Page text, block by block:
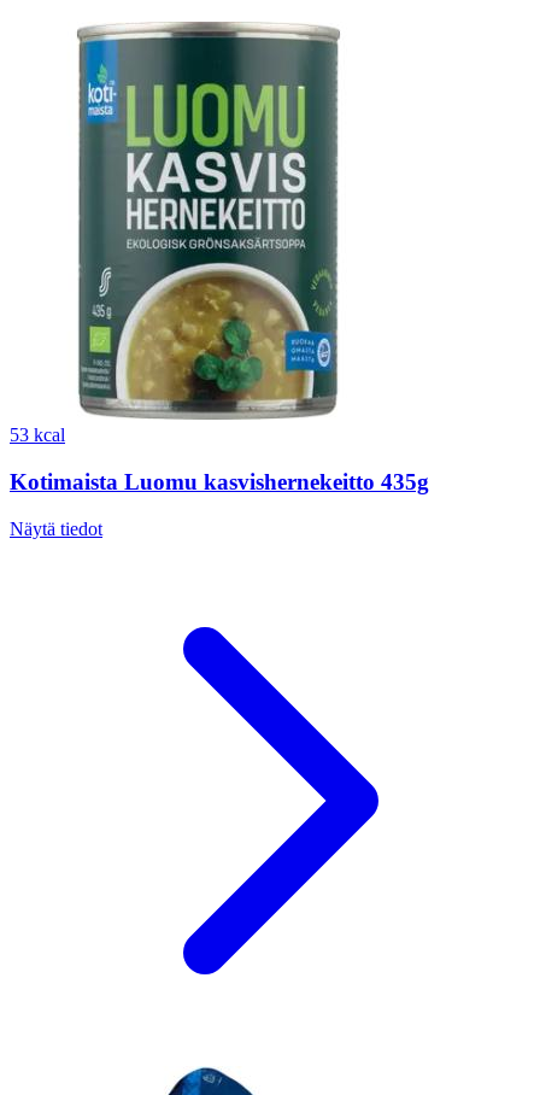
53 kcal
Kotimaista Luomu kasvishernekeitto 435g
Näytä tiedot